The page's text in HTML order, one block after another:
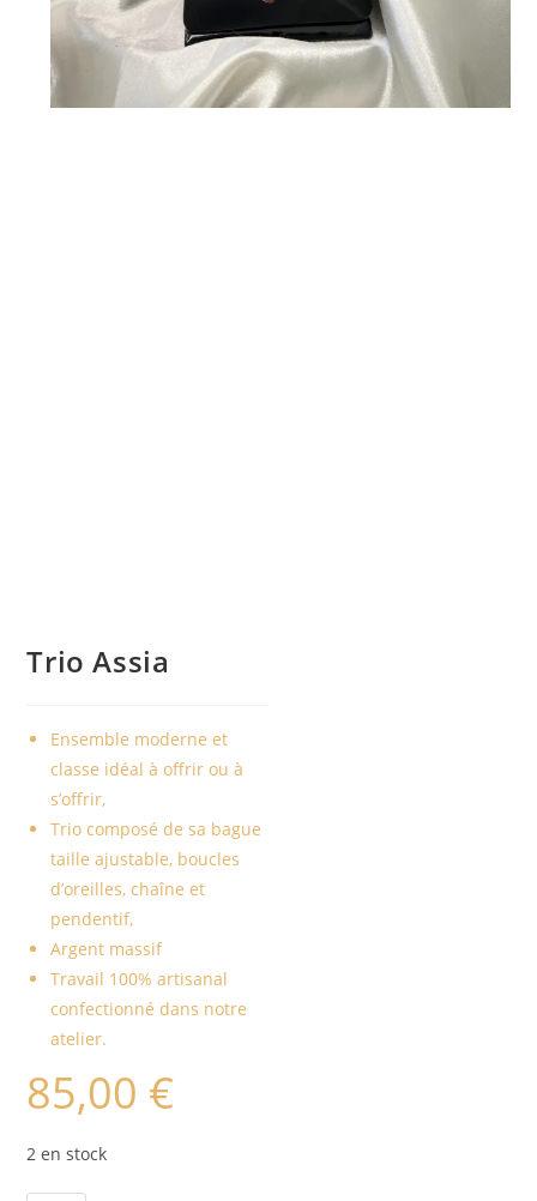
Trio Assia
Ensemble moderne et
classe idéal à offrir ou à
s’offrir,
Trio composé de sa bague
taille ajustable, boucles
d’oreilles, chaîne et
pendentif,
Argent massif
Travail 100% artisanal
confectionné dans notre
atelier.
85,00 €
2 en stock